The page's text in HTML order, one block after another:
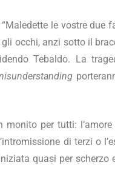
le vostre due
occhi, anzi sotto il
Tebaldo. La
monito per tutti:
di terzi o
quasi per